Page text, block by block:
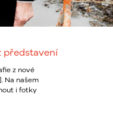
představení
z nové
Na našem
i fotky